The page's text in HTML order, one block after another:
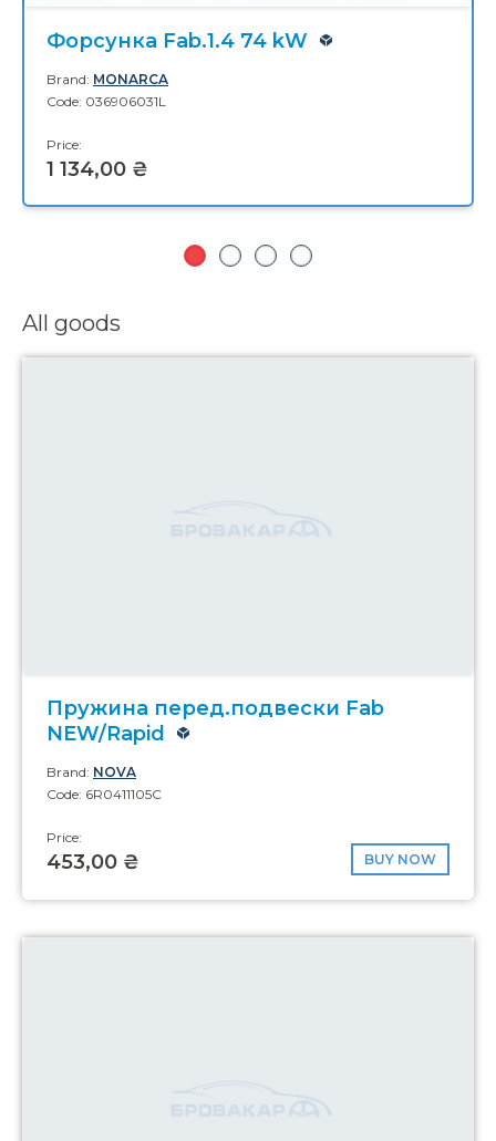
All goods
Пружина перед.подвески Fab
NEW/Rapid
Brand: NOVA
Code: 6R0411105C
Price:
453,00 ₴ BUY NOW